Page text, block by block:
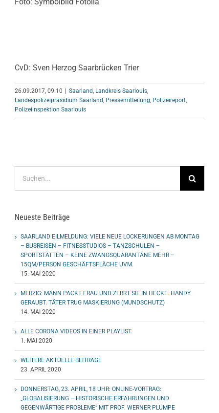
CvD: Sven Herzog Saarbrücken Trier
26.09.2017, 09:10 Saarland, Landkreis Saarlouis,
Landespolizeipräsidium Saarland, Pressemitteilung, Polizeireport,
Polizeiinspektion Saarlouis
nach:
Neueste Beiträge
SAARLAND EILMELDUNG: VIELE NEUE LOCKERUNGEN AB MONTAG
– BUSREISEN – FITNESSTUDIOS – TANZSCHULEN –
SPORTSTÄTTEN – KEINE ZWANGSQUARANTÄNE MEHR –
15QM/PERSON GESCHÄFTSFLÄCHE UVM.
15. MAI 2020
MERZIG: MANN PACKT FRAU UND ZERRT SIE IN HECKE. HANDY
GERAUBT. TÄTER TRUG MASKIERUNG (MUNDSCHUTZ)
14. MAI 2020
ALLE CORONA VIDEOS IN EINER PLAYLIST.
1. MAI 2020
WEITERE AKTUELLE BEITRÄGE
23. APRIL 2020
DONNERSTAG, 23. APRIL, 18 UHR: ONLINE-VORTRAG:
„GLOBALISIERUNG – HISTORISCHE ERFAHRUNGEN UND
GEGENWÄRTIGE PROBLEME“ MIT PROF. WERNER PLUMPE